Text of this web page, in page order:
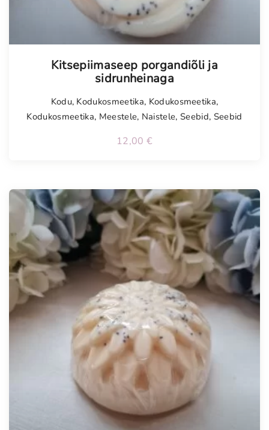
Kitsepiimaseep porgandiõli ja
sidrunheinaga
Kodu, Kodukosmeetika, Kodukosmeetika,
Kodukosmeetika, Meestele, Naistele,Seebid, Seebid
12,00 €